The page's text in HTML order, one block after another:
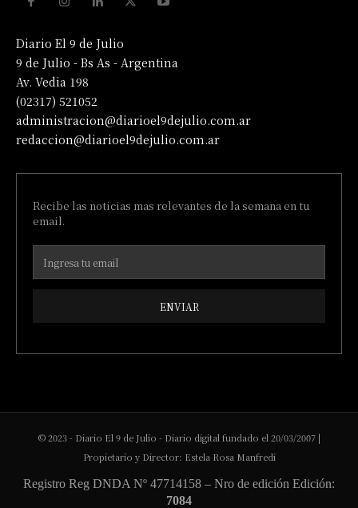
Diario El 9 de Julio
9 de Julio - Bs As - Argentina
Av. Vedia 198
(02317) 521052
administracion@diarioel9dejulio.com.ar
redaccion@diarioel9dejulio.com.ar
Recibe las noticias mas relevantes de la semana en tu
email.
ENVIAR
© 2023 - Diario El 9 de Julio - Diario digital fundado el 20/03/2007 |
Propietario y Director: Estela Rosa Manfredi
Registro Reg DNDA Nº 47714158 – Nro de edición Edición:
7084